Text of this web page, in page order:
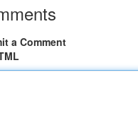
a Comment